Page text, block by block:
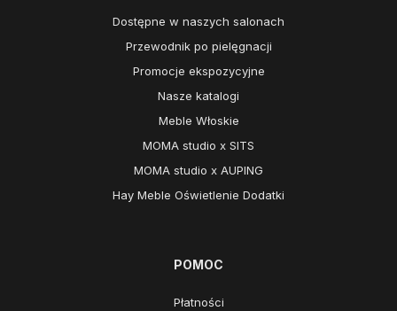
Dostępne w naszych salonach
Przewodnik po pielęgnacji
Promocje ekspozycyjne
Nasze katalogi
Meble Włoskie
MOMA studio x SITS
MOMA studio x AUPING
Hay Meble Oświetlenie Dodatki
POMOC
Płatności